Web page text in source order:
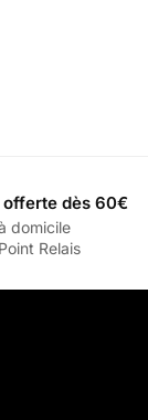
offerte dès 60€
domicile
Relais